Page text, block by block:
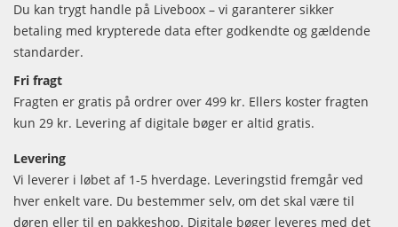
Du kan trygt handle på Liveboox – vi garanterer sikker
betaling med krypterede data efter godkendte og gældende
standarder.
Fri fragt
Fragten er gratis på ordrer over 499 kr. Ellers koster fragten
kun 29 kr. Levering af digitale bøger er altid gratis.
Levering
Vi leverer i løbet af 1-5 hverdage. Leveringstid fremgår ved
hver enkelt vare. Du bestemmer selv, om det skal være til
døren eller til en pakkeshop. Digitale bøger leveres med det